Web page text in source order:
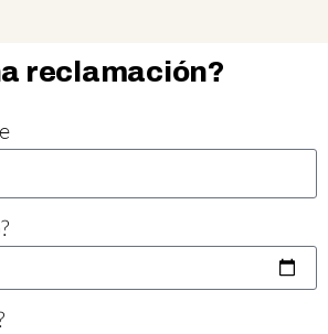
reclamación?